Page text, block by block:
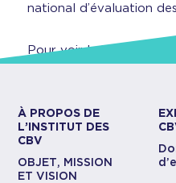
national d’évaluation
Pour voir le journal,
À PROPOS DE
L’INSTITUT DES
CBV
OBJET, MISSION
ET VISION